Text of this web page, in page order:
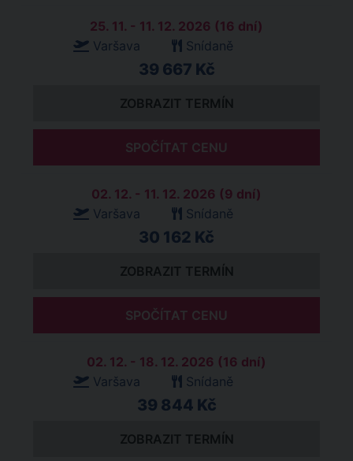
25. 11. - 11. 12. 2026 (16 dní)
Varšava
Snídaně
39 667 Kč
ZOBRAZIT TERMÍN
SPOČÍTAT CENU
02. 12. - 11. 12. 2026 (9 dní)
Varšava
Snídaně
30 162 Kč
ZOBRAZIT TERMÍN
SPOČÍTAT CENU
02. 12. - 18. 12. 2026 (16 dní)
Varšava
Snídaně
39 844 Kč
ZOBRAZIT TERMÍN